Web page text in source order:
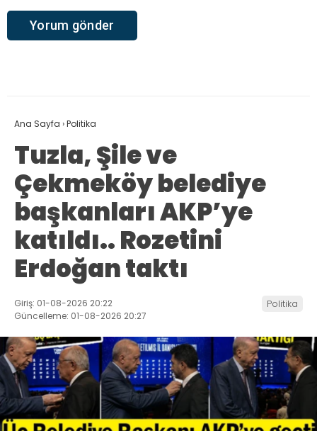
Ana Sayfa ›Politika
Tuzla, Şile ve
Çekmeköy belediye
başkanları AKP’ye
katıldı.. Rozetini
Erdoğan taktı
Giriş: 01-08-2026 20:22
Güncelleme: 01-08-2026 20:27
Politika